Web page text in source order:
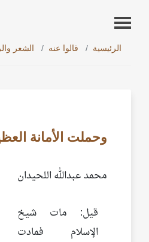
الرئيسية قالوا عنه الشعر
وحملت الأمانة
محمد عبدالله اللحيدان
قيل: مات شيخ
الإسلام فمادت